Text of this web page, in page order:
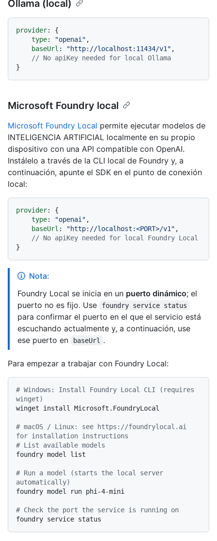
Ollama (local)
provider: {
type: "openai" ,
baseUrl : "http://localhost:11434/v1" ,
// No apiKey needed for local Ollama
Microsoft Foundry local
Microsoft Foundry Local permite ejecutar modelos de
INTELIGENCIA ARTIFICIAL localmente en su propio
dispositivo con una API compatible con OpenAI.
Instálelo a través de la CLI local de Foundry y, a
continuación, apunte el SDK en el punto de conexión
local:
provider: {
type: "openai" ,
baseUrl : "http://localhost:<PORT>/v1" ,
// No apiKey needed for local Foundry Local
Nota:
Foundry Local se inicia en un puerto dinámico; el
puerto no es fijo. Use
foundry service status
para confirmar el puerto en el que el servicio está
escuchando actualmente y, a continuación, use
ese puerto en
baseUrl .
Para empezar a trabajar con Foundry Local:
# Windows: Install Foundry Local CLI (requires
winget)
winget install Microsoft.FoundryLocal
# macOS / Linux: see https://foundrylocal.ai
for installation instructions
# List available models
foundry model list
# Run a model (starts the local server
automatically)
foundry model run phi-4-mini
# Check the port the service is running on